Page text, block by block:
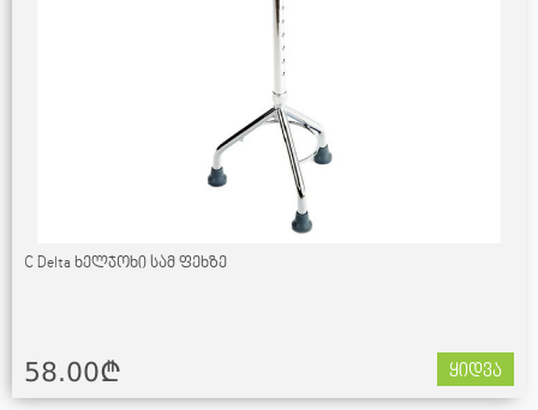
C Delta ხელჯოხი სამ ფეხზე
58.00¢ ყიდვა